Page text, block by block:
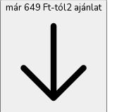
már 649 Ft-tól2 ajánlat